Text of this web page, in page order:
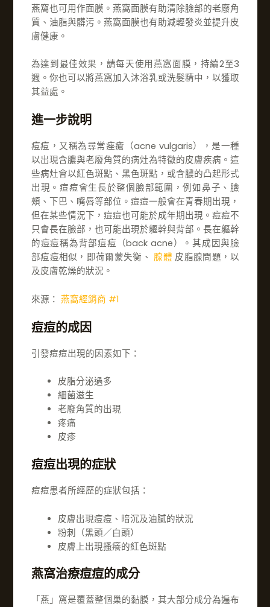
燕窩也可用作面膜。燕窩面膜有助清除臉部的老廢角
質、油脂與髒污。燕窩面膜也有助減輕發炎並提升皮
膚健康。
為達到最佳效果，請每天使用燕窩面膜，持續2至3
週。你也可以將燕窩加入沐浴乳或洗髮精中，以獲取
其益處。
進一步說明
痘痘，又稱為尋常痤瘡（acne vulgaris），是一種
以出現含膿與老廢角質的病灶為特徵的皮膚疾病。這
些病灶會以紅色斑點、黑色斑點，或含膿的凸起形式
出現。痘痘會生長於整個臉部範圍，例如鼻子、臉
頰、下巴、嘴唇等部位。痘痘一般會在青春期出現，
但在某些情況下，痘痘也可能於成年期出現。痘痘不
只會長在臉部，也可能出現於軀幹與背部。長在軀幹
的痘痘稱為背部痘痘（back acne）。其成因與臉
部痘痘相似，即荷爾蒙失衡、腺體 皮脂腺問題，以
及皮膚乾燥的狀況。
來源： 燕窩經銷商 #1
痘痘的成因
引發痘痘出現的因素如下：
皮脂分泌過多
細菌滋生
老廢角質的出現
疼痛
皮疹
痘痘出現的症狀
痘痘患者所經歷的症狀包括：
皮膚出現痘痘、暗沉及油膩的狀況
粉刺（黑頭／白頭）
皮膚上出現搔癢的紅色斑點
燕窩治療痘痘的成分
「燕」窩是覆蓋整個巢的黏膜，其大部分成分為遍布